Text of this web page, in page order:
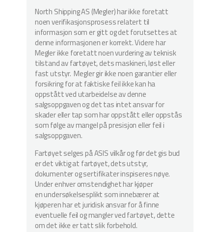
North Shipping AS (Megler) har ikke foretatt
noen verifikasjonsprosess relatert til
informasjon som er gitt og det forutsettes at
denne informasjonen er korrekt. Videre har
Megler ikke foretatt noen vurdering av teknisk
tilstand av fartøyet, dets maskineri, løst eller
fast utstyr. Megler gir ikke noen garantier eller
forsikring for at faktiske feil ikke kan ha
oppstått ved utarbeidelse av denne
salgsoppgaven og det tas intet ansvar for
skader eller tap som har oppstått eller oppstås
som følge av mangel på presisjon eller feil i
salgsoppgaven.
Fartøyet selges på ASIS vilkår og før det gis bud
er det viktig at fartøyet, dets utstyr,
dokumenter og sertifikater inspiseres nøye.
Under enhver omstendighet har kjøper
en undersøkelsesplikt som innebærer at
kjøperen har et juridisk ansvar for å finne
eventuelle feil og mangler ved fartøyet, dette
om det ikke er tatt slik forbehold.